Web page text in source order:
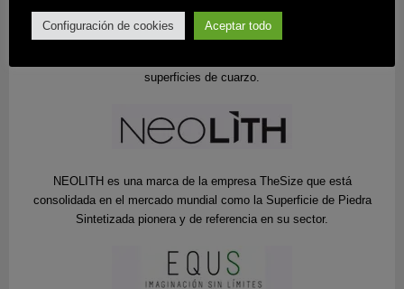
DEKTON es una sofisticada mezcla de las materias primas que se
superficies de cuarzo.
NEOLITH es una marca de la empresa TheSize que está
consolidada en el mercado mundial como la Superficie de Piedra
Sintetizada pionera y de referencia en su sector.
Configuración de cookies Aceptar todo